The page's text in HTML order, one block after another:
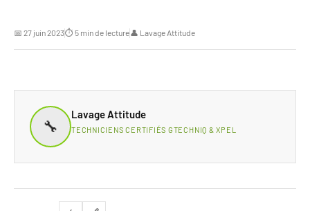
📅 27 juin 2023⏱ 5 min de lecture👤 Lavage Attitude
🔧
Lavage Attitude
TECHNICIENS CERTIFIÉS GTECHNIQ & XPEL